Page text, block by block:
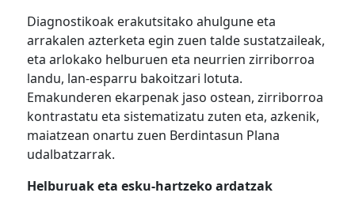
Diagnostikoak erakutsitako ahulgune eta
arrakalen azterketa egin zuen talde sustatzaileak,
eta arlokako helburuen eta neurrien zirriborroa
landu, lan-esparru bakoitzari lotuta.
Emakunderen ekarpenak jaso ostean, zirriborroa
kontrastatu eta sistematizatu zuten eta, azkenik,
maiatzean onartu zuen Berdintasun Plana
udalbatzarrak.
Helburuak eta esku-hartzeko ardatzak